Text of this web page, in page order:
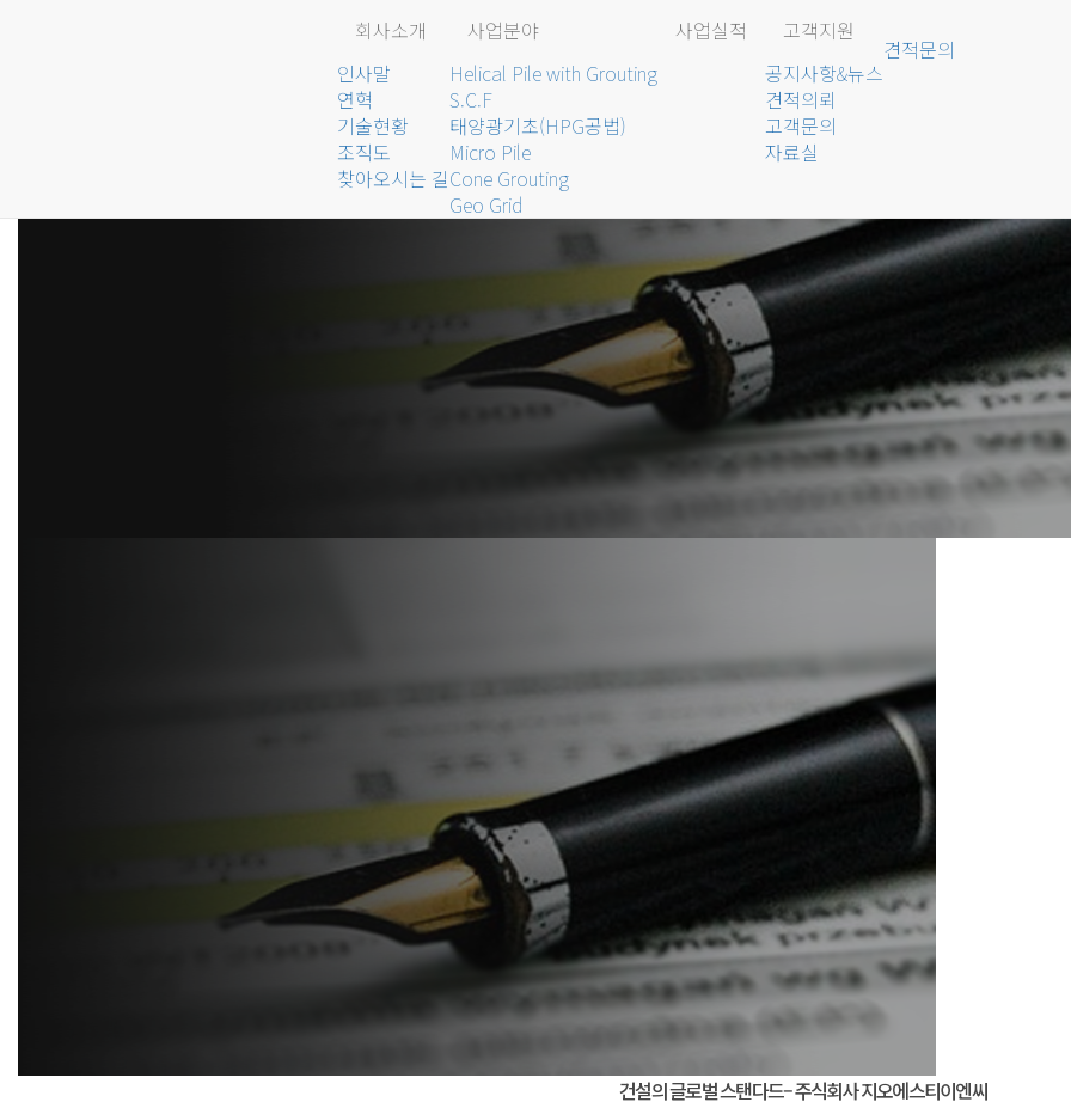
회사소개
인사말
연혁
기술현황
조직도
찾아오시는 길
사업분야
Helical Pile with Grouting
S.C.F
태양광기초(HPG공법)
Micro Pile
Cone Grouting
Geo Grid
사업실적
고객지원
공지사항&뉴스
견적의뢰
고객문의
자료실
견적문의
건설의 글로벌 스탠다드– 주식회사 지오에스티이엔씨